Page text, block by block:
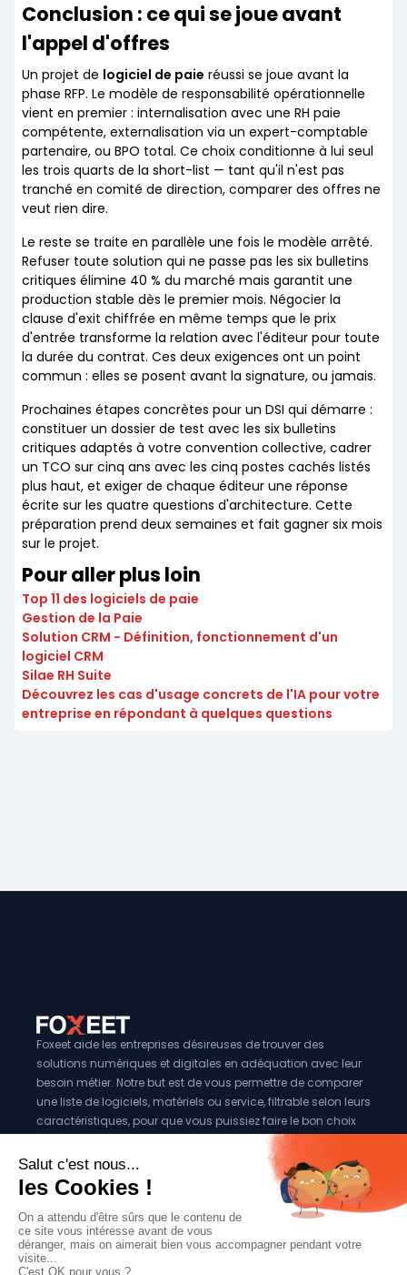
Conclusion : ce qui se joue avant
l'appel d'offres
Un projet de logiciel de paie réussi se joue avant la
phase RFP. Le modèle de responsabilité opérationnelle
vient en premier : internalisation avec une RH paie
compétente, externalisation via un expert-comptable
partenaire, ou BPO total. Ce choix conditionne à lui seul
les trois quarts de la short-list — tant qu'il n'est pas
tranché en comité de direction, comparer des offres ne
veut rien dire.
Le reste se traite en parallèle une fois le modèle arrêté.
Refuser toute solution qui ne passe pas les six bulletins
critiques élimine 40 % du marché mais garantit une
production stable dès le premier mois. Négocier la
clause d'exit chiffrée en même temps que le prix
d'entrée transforme la relation avec l'éditeur pour toute
la durée du contrat. Ces deux exigences ont un point
commun : elles se posent avant la signature, ou jamais.
Prochaines étapes concrètes pour un DSI qui démarre :
constituer un dossier de test avec les six bulletins
critiques adaptés à votre convention collective, cadrer
un TCO sur cinq ans avec les cinq postes cachés listés
plus haut, et exiger de chaque éditeur une réponse
écrite sur les quatre questions d'architecture. Cette
préparation prend deux semaines et fait gagner six mois
sur le projet.
Pour aller plus loin
Top 11 des logiciels de paie
Gestion de la Paie
Solution CRM - Définition, fonctionnement d'un
logiciel CRM
Silae RH Suite
Découvrez les cas d'usage concrets de l'IA pour votre
entreprise en répondant à quelques questions
Foxeet aide les entreprises désireuses de trouver des
solutions numériques et digitales en adéquation avec leur
besoin métier. Notre but est de vous permettre de comparer
une liste de logiciels, matériels ou service, filtrable selon leurs
caractéristiques, pour que vous puissiez faire le bon choix
Vous êtes éditeur?
Se référencer sur Foxeet
Réseaux